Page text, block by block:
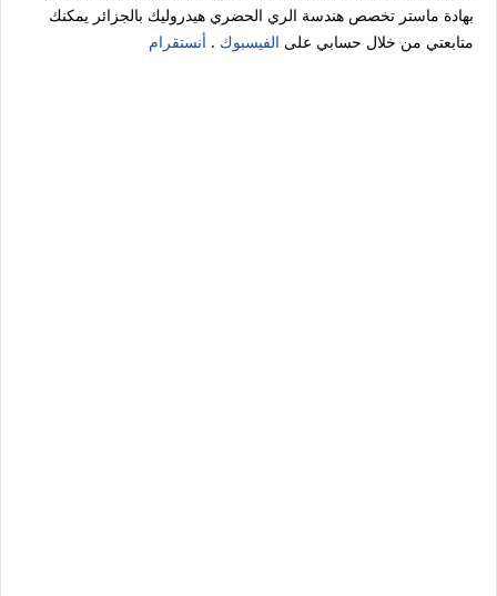
بهادة ماستر تخصص هندسة الري الحضري هيدروليك بالجزائر يمكنك
متابعتي من خلال حسابي على الفيسبوك . أنستقرام